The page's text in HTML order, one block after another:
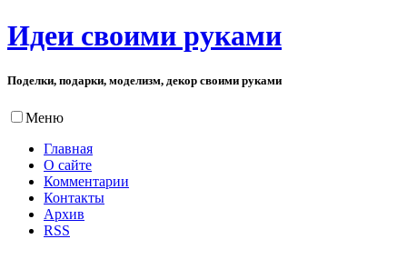
Идеи своими руками
Поделки, подарки, моделизм, декор своими руками
Меню
Главная
О сайте
Комментарии
Контакты
Архив
RSS